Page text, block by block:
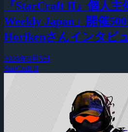
『StarCraft II』個人主
Weekly Japan」開催
Horikenさんインタビ
2026年8月5日
StarCraft II